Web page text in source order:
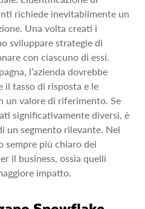
richiede inevitabilmente un
Una volta creati i
sviluppare strategie di
con ciascuno di essi.
l’azienda dovrebbe
il tasso di risposta e le
un valore di riferimento. Se
significativamente diversi, è
un segmento rilevante. Nel
sempre più chiaro dei
il business, ossia quelli
impatto.